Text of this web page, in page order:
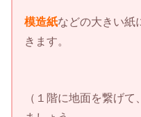
模造紙などの大きい紙
きます。
（１階に地面を繋げて